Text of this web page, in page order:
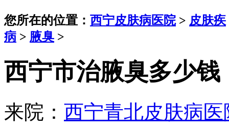
您所在的位置： 西宁皮肤病医院> 皮肤疾
病 > 腋臭 >
西宁市治腋臭多少钱
来院： 西宁青北皮肤病医